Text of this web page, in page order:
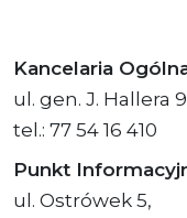
Kancelaria
ul. gen. J. Hallera 9
tel.: 77 54 16 410
Punkt
ul. Ostrówek 5,